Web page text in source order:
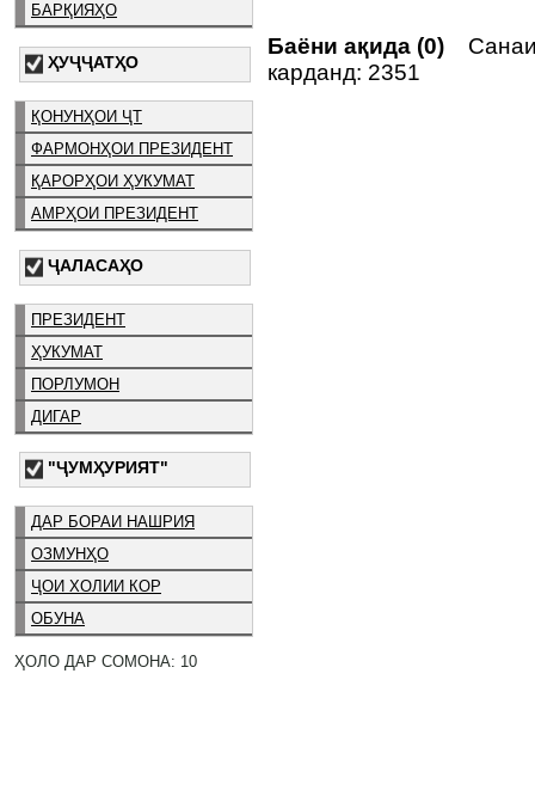
БАРҚИЯҲО
ҲУҶҶАТҲО
ҚОНУНҲОИ ҶТ
ФАРМОНҲОИ ПРЕЗИДЕНТ
ҚАРОРҲОИ ҲУКУМАТ
АМРҲОИ ПРЕЗИДЕНТ
ҶАЛАСАҲО
ПРЕЗИДЕНТ
ҲУКУМАТ
ПОРЛУМОН
ДИГАР
"ҶУМҲУРИЯТ"
ДАР БОРАИ НАШРИЯ
ОЗМУНҲО
ҶОИ ХОЛИИ КОР
ОБУНА
ҲОЛО ДАР СОМОНА: 10
Баёни ақида (0)
карданд: 2351